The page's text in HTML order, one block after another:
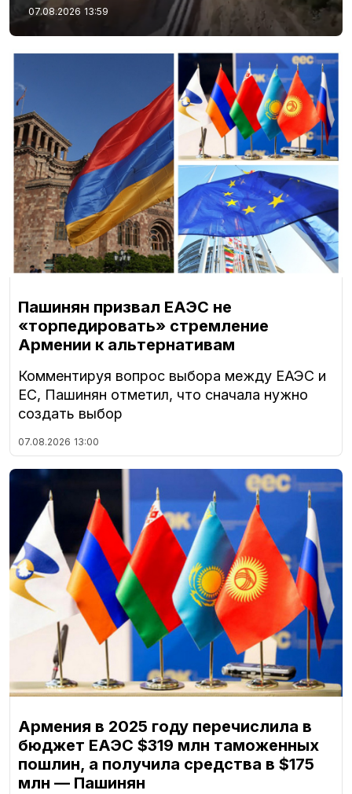
07.08.2026 13:59
Пашинян призвал ЕАЭС не
«торпедировать» стремление
Армении к альтернативам
Комментируя вопрос выбора между ЕАЭС и
ЕС, Пашинян отметил, что сначала нужно
создать выбор
07.08.2026 13:00
Армения в 2025 году перечислила в
бюджет ЕАЭС $319 млн таможенных
пошлин, а получила средства в $175
млн — Пашинян